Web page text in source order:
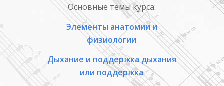
Основные темы курса:
Элементы анатомии и
физиологии
Дыхание и поддержка дыхания
или поддержка